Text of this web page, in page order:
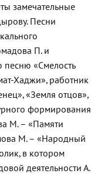
замечательные
Песни
П. и
песню «Смелость
Хаджи», работник
«Земля отцов»,
формирования
М. – «Памяти
М. – «Народный
в котором
деятельности А.